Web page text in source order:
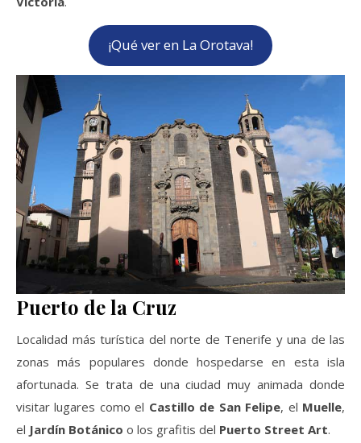
¡Qué ver en La Orotava!
Puerto de la Cruz
Localidad más turística del norte de Tenerife y una de las
zonas más populares donde hospedarse en esta isla
afortunada. Se trata de una ciudad muy animada donde
visitar lugares como el Castillo de San Felipe, el Muelle,
el Jardín Botánico o los grafitis del Puerto Street Art.